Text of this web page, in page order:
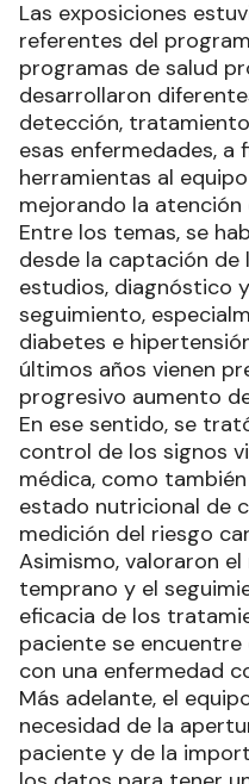
Las exposiciones
referentes del
programas de salud
desarrollaron
detección,
esas enfermedades, a
herramientas al
mejorando la
Entre los temas, se
desde la captación
estudios, diagnóstico
seguimiento,
diabetes e
últimos años vienen
progresivo aumento
En ese sentido, se
control de los signos
médica, como
estado nutricional de
medición del riesgo
Asimismo, valoraron
temprano y el
eficacia de los
paciente se
con una enfermedad
Más adelante, el
necesidad de la
paciente y de la